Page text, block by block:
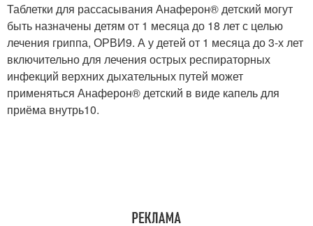
Таблетки для рассасывания Анаферон® детский могут
быть назначены детям от 1 месяца до 18 лет с целью
лечения гриппа, ОРВИ9. А у детей от 1 месяца до 3-х лет
включительно для лечения острых респираторных
инфекций верхних дыхательных путей может
применяться Анаферон® детский в виде капель для
приёма внутрь10.